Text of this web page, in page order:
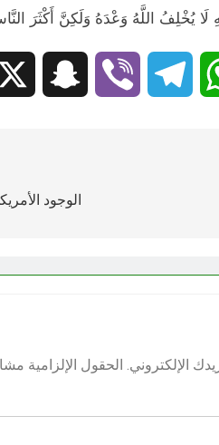
لَا يُخْلِفُ اللَّهُ وَعْدَهُ وَلَكِنَّ أَكْثَرَ
WhatsApp
Telegram
Viber
الوجود
الإلكتروني. الحقول الإلزامية